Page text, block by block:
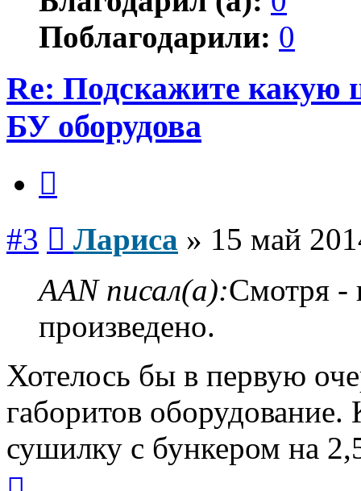
Поблагодарили: 0
Re: Подскажите какую
БУ оборудова
#3 Лариса » 15 май
AAN писал(а):Смотря -
произведено.
Хотелось бы в первую
габоритов
сушилку с бункером на